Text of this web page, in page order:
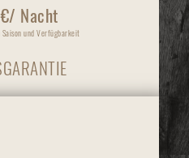
Nacht
und Verfügbarkeit